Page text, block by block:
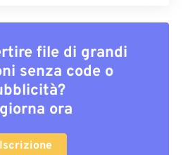
file di grandi
senza code o
ora
Iscrizione